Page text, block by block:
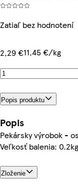
Zatiaľ bez hodnotení
2,29 €11,45 €/kg
Popis produktu
Popis
Pekársky výrobok -
Veľkosť balenia: 0.2kg
Zloženie